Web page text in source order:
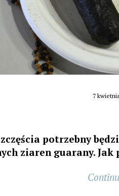
7
potrzebny
ziaren guarany.